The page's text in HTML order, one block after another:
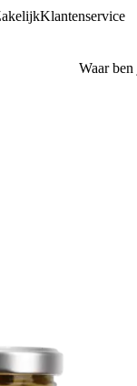
Klantenservice